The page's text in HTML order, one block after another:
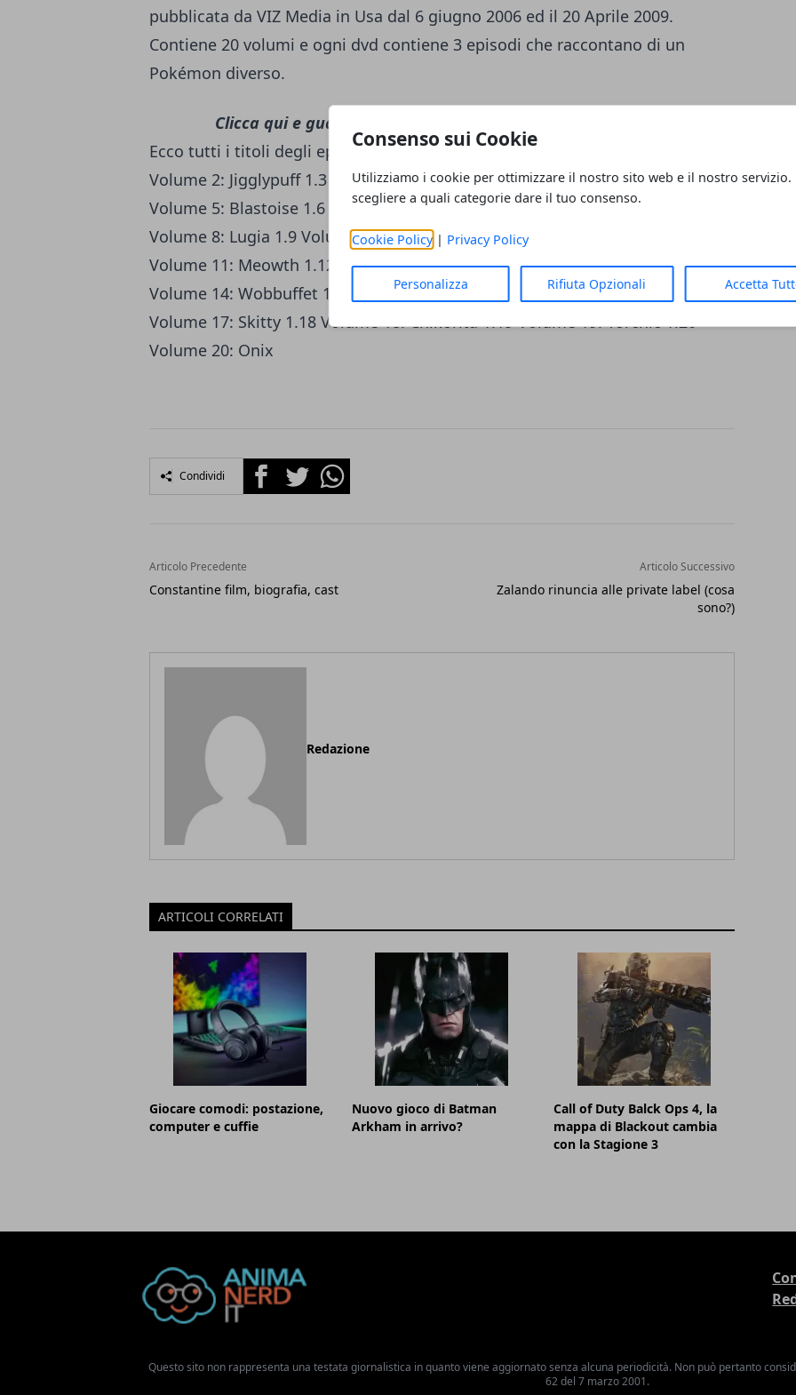
Consenso sui Cookie
Utilizziamo i cookie per ottimizzare il nostro sito web e il nostro servizio.
scegliere a quali categorie dare il tuo consenso.
Cookie Policy| Privacy Policy
Personalizza Rifiuta Opzionali Accetta
pubblicata da VIZ Media in Usa dal 6 giugno 2006 ed il 20 Aprile 2009.
Contiene 20 volumi e ogni dvd contiene 3 episodi che raccontano di un
Pokémon diverso.
Clicca qui e guarda le offerte di Pokemon stars su Amazon
Ecco tutti i titoli degli episodi di Pokemon Stars 1.1 Volume 1: Pikachu 1.2
Volume 2: Jigglypuff 1.3 Volume 3: Charizard 1.4 Volume 4: Squirtle 1.5
Volume 5: Blastoise 1.6 Volume 6: Eevee 1.7 Volume 7: Bulbasaur 1.8
Volume 8: Lugia 1.9 Volume 9: Charmander 1.10 Volume 10: Mudkip 1.11
Volume 11: Meowth 1.12 Volume 12: Treecko 1.13 Volume 13: Psyduck 1.14
Volume 14: Wobbuffet 1.15 Volume 15: Lapras 1.16 Volume 16: Totodile 1.17
Volume 17: Skitty 1.18 Volume 18: Chikorita 1.19 Volume 19: Torchic 1.20
Volume 20: Onix
Condividi FacebookTwitterWhatsapp
Articolo Precedente
Constantine film, biografia, cast
Articolo Successivo
Zalando rinuncia alle private label (cosa
sono?)
Redazione
ARTICOLI CORRELATI
Giocare comodi: postazione,
computer e cuffie
Nuovo gioco di Batman
Arkham in arrivo?
Call of Duty Balck Ops 4, la
mappa di Blackout cambia
con la Stagione 3
Questo sito non rappresenta una testata giornalistica in quanto viene aggiornato senza alcuna periodicità. Non può pertanto
62 del 7 marzo 2001.